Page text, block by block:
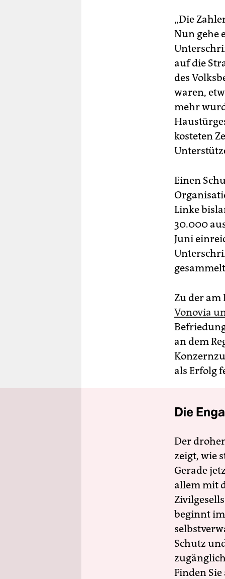
„Die
Nun gehe
auf die
des
waren,
mehr
kosteten
Einen
Linke
30.000
Juni
Zu der am
Vonovia
an dem
als Erfolg
Die
Der
zeigt, wie
Gerade
allem mit
beginnt
Schutz
Finden